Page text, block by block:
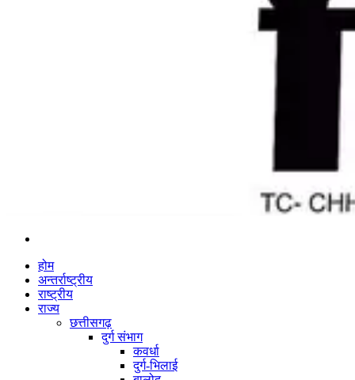
होम
अन्तर्राष्ट्रीय
राष्ट्रीय
राज्य
छत्तीसगढ़
दुर्ग संभाग
कवर्धा
दुर्ग-भिलाई